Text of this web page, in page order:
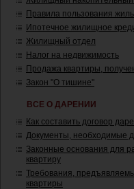
Правила пользования
Ипотечное жилищное
Жилищный отдел
Налог на недвижимость
Продажа квартиры,
Закон "О тишине"
ВСЕ О ДАРЕНИИ
Как составить договор
Документы, необходимые
Законные основания для
квартиру
Требования,
квартиры